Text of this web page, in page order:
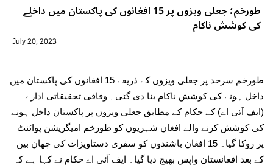
طورخم؛ جعلی ویزوں پر 15 افغانوں کی پاکستان میں داخلے
کی کوشش ناکام
July 20, 2023
طورخم سرحد پر جعلی ویزوں کے ذریعے 15 افغانوں کی پاکستان میں
داخل ہونے کی کوشش ناکام بنا دی گئی۔ وفاقی تحقیقاتی ادارے
(ایف آئی اے) کے حکام کے مطابق جعلی ویزوں پر پاکستان داخل ہونے
کی کوشش کرنے والے افغان شہریوں کو طورخم امیگریشن پوائنٹ
پر روکا گیا۔ 15 افغان باشندوں کو سفری دستاویزات کی چھان بین
کے بعد افغانستان واپس بھیج دیا گیا۔ ایف آئی اے حکام نے کہا ہے کہ